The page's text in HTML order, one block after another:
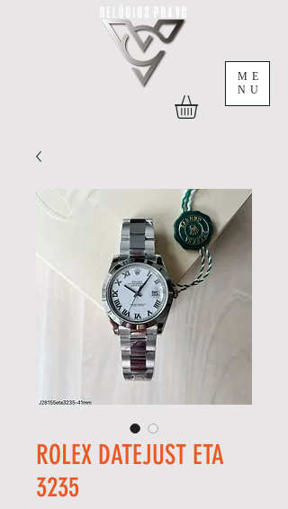
ME
NU
ROLEX DATEJUST ETA
3235